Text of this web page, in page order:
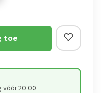
toe
vóór 20:00